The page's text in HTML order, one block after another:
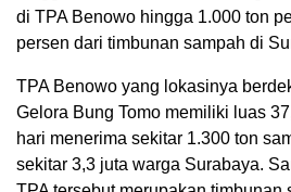
di TPA Benowo hingga 1.000 ton
persen dari timbunan sampah di
TPA Benowo yang lokasinya
Gelora Bung Tomo memiliki luas
hari menerima sekitar 1.300 ton
sekitar 3,3 juta warga Surabaya.